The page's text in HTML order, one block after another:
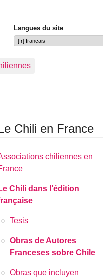
Langues du site
Chili en France
chiliennes en
Le Chili dans l’édition
Tesis
Obras de Autores
Franceses sobre Chile
Obras que incluyen